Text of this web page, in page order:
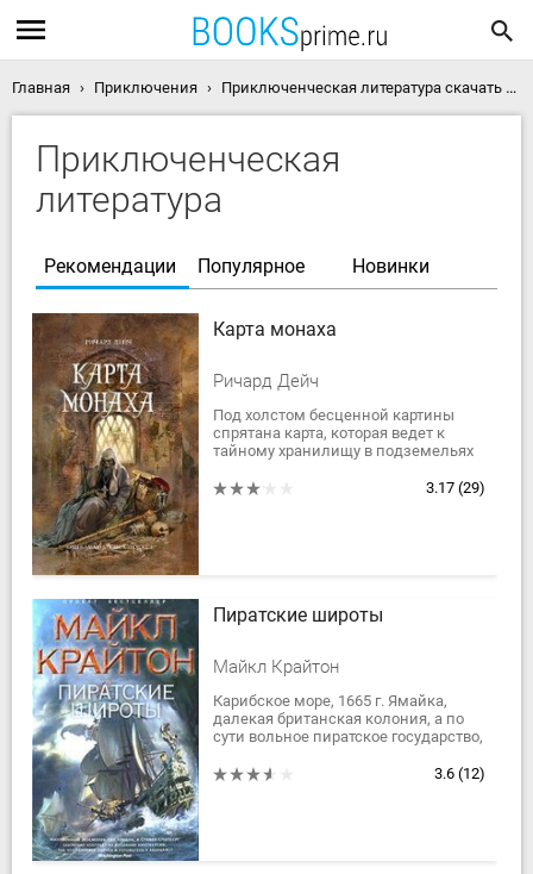
Главная Приключения Приключенческая литература скачать книги
Приключенческая
литература
Рекомендации Популярное Новинки
Карта монаха
Ричард Дейч
Под холстом бесценной картины
спрятана карта, которая ведет к
тайному хранили­щу в подземельях
среди прочих сокровищ нахо­дится...
3.17 (29)
Пиратские широты
Майкл Крайтон
Карибское море, 1665 г. Ямайка,
далекая британская колония, а по
сути вольное пиратское государство,
империи.Жизнь морского
3.6 (12)